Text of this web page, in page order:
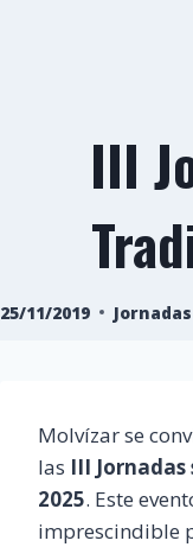
III
25/11/2019 Jornadas
Molvízar se
las III
2025. Este
imprescindible